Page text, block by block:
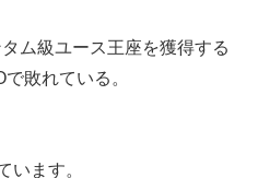
ム級ユース王座を獲得する
敗れている。
います。